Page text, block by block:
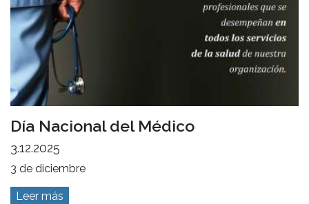
Día Nacional del Médico
3.12.2025
3 de diciembre
Leer más